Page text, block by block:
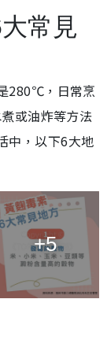
常見
280℃，日常烹
或油炸等方法
中，以下6大地
+5